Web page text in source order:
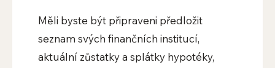
Měli byste být připraveni předložit
seznam svých finančních institucí,
aktuální zůstatky a splátky hypotéky,